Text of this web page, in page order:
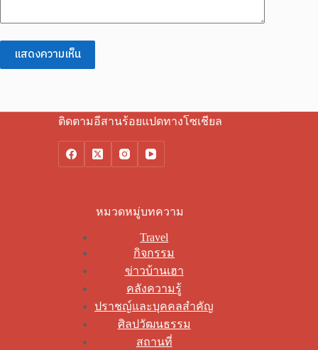
แสดงความเห็น
ติดตามอีสานร้อยแปดทางโซเชียล
หมวดหมู่บทความ
Travel
กิจกรรม
ข่าวบ้านเฮา
คลังความรู้
ปราชญ์และบุคคลสำคัญ
ศิลปวัฒนธรรม
สถานที่